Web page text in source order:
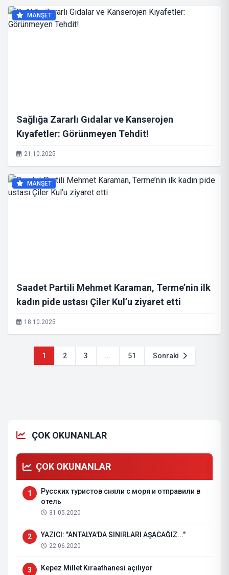
MANŞET
Sağlığa Zararlı Gıdalar ve Kanserojen
Kıyafetler: Görünmeyen Tehdit!
21.10.2025
MANŞET
Saadet Partili Mehmet Karaman, Terme’nin ilk
kadın pide ustası Çiler Kul’u ziyaret etti
18.10.2025
1 2 3 ... 51 Sonraki
ÇOK OKUNANLAR
ÇOK OKUNANLAR
1
Русских туристов сняли с моря и отправили в
отель
31.05.2020
2 YAZICI: "ANTALYA'DA SINIRLARI AŞACAĞIZ..."
22.06.2020
3 Kepez Millet Kıraathanesi açılıyor